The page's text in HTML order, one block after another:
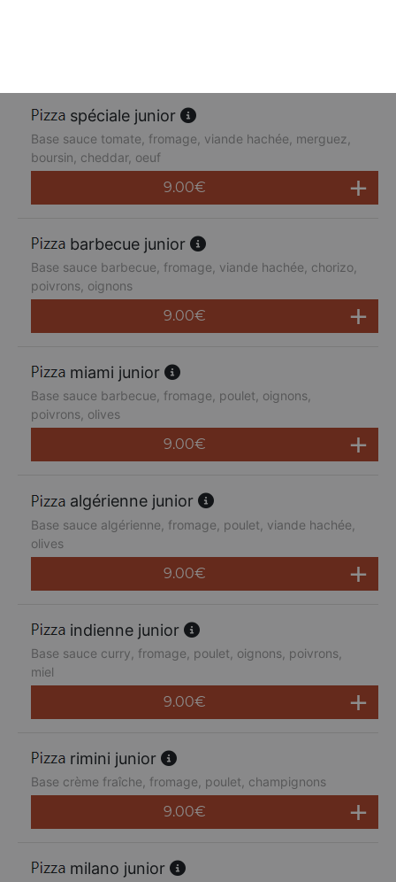
spéciale junior
Base sauce tomate, fromage, viande hachée, merguez,
boursin, cheddar, oeuf
9.00€
barbecue junior
Base sauce barbecue, fromage, viande hachée, chorizo,
poivrons, oignons
9.00€
miami junior
Base sauce barbecue, fromage, poulet, oignons,
poivrons, olives
9.00€
algérienne junior
Base sauce algérienne, fromage, poulet, viande hachée,
olives
9.00€
indienne junior
Base sauce curry, fromage, poulet, oignons, poivrons,
miel
9.00€
rimini junior
Base crème fraîche, fromage, poulet, champignons
9.00€
milano junior